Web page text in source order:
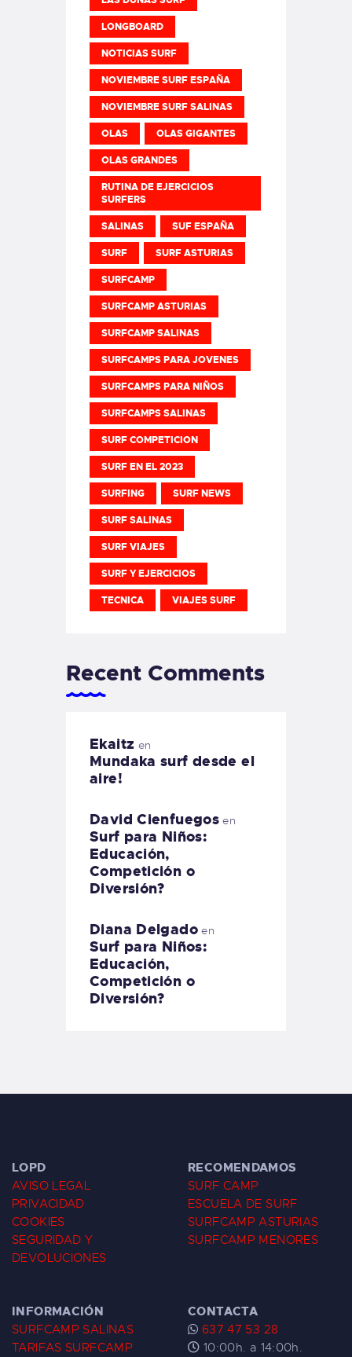
LONGBOARD
NOTICIAS SURF
NOVIEMBRE SURF ESPAÑA
NOVIEMBRE SURF SALINAS
OLAS OLAS GIGANTES
OLAS GRANDES
RUTINA DE EJERCICIOS
SURFERS
SALINAS SUF ESPAÑA
SURF SURF ASTURIAS
SURFCAMP
SURFCAMP ASTURIAS
SURFCAMP SALINAS
SURFCAMPS PARA JOVENES
SURFCAMPS PARA NIÑOS
SURFCAMPS SALINAS
SURF COMPETICION
SURF EN EL 2023
SURFING SURF NEWS
SURF SALINAS
SURF VIAJES
SURF Y EJERCICIOS
TECNICA VIAJES SURF
Recent Comments
Ekaitz en
Mundaka surf desde el
aire!
David Cienfuegos en
Surf para Niños:
Educación,
Competición o
Diversión?
Diana Delgadoen
Surf para Niños:
Educación,
Competición o
Diversión?
LOPD
AVISO LEGAL
PRIVACIDAD
COOKIES
SEGURIDAD Y
DEVOLUCIONES
RECOMENDAMOS
SURF CAMP
ESCUELA DE SURF
SURFCAMP ASTURIAS
SURFCAMP MENORES
INFORMACIÓN
SURFCAMP SALINAS
TARIFAS SURFCAMP
CONTACTA
637 47 53 28
10:00h. a 14:00h.